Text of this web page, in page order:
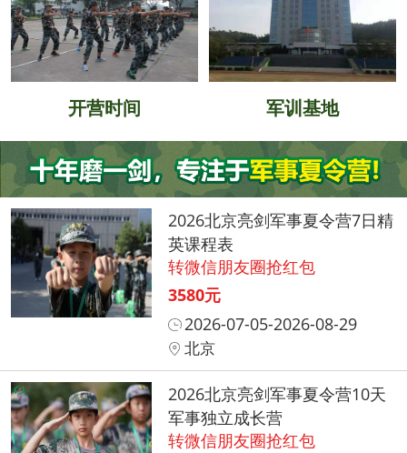
开营时间 军训基地
2026北京亮剑军事夏令营7日精
英课程表
转微信朋友圈抢红包
3580元
2026-07-05-2026-08-29
北京
2026北京亮剑军事夏令营10天
军事独立成长营
转微信朋友圈抢红包